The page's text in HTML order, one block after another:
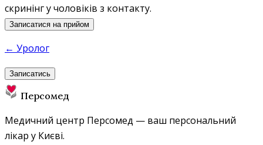
скринінг у чоловіків з контакту.
Записатися на прийом
← Уролог
Записатись
Персомед
Медичний центр Персомед — ваш персональний
лікар у Києві.